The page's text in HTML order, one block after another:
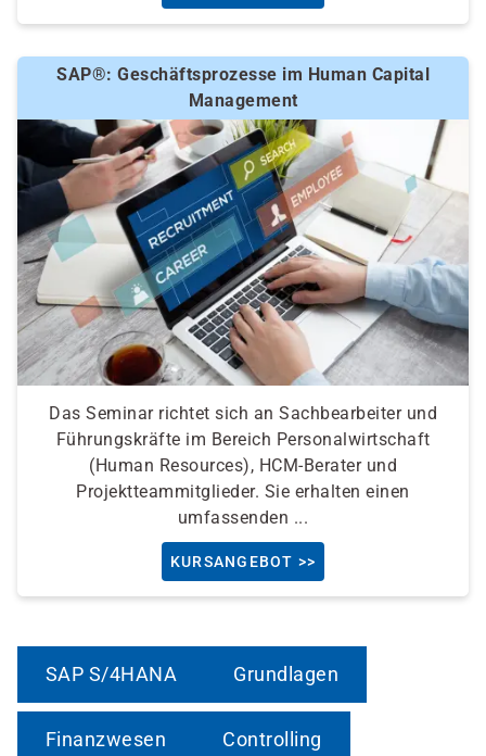
SAP®: Geschäftsprozesse im Human Capital
Management
Das Seminar richtet sich an Sachbearbeiter und
Führungskräfte im Bereich Personalwirtschaft
(Human Resources), HCM-Berater und
Projektteammitglieder. Sie erhalten einen
umfassenden ...
KURSANGEBOT >>
SAP S/4HANA Grundlagen
Finanzwesen Controlling